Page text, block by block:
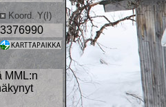
Koord. Y(I)
3376990
MML:n